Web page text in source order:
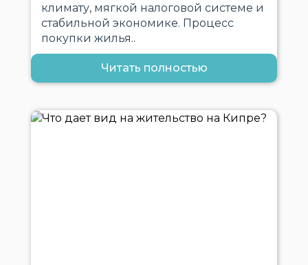
климату, мягкой налоговой системе и
стабильной экономике. Процесс
покупки жилья..
Читать полностью